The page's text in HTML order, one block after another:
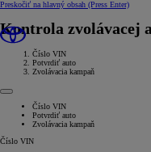
Preskočiť na hlavný obsah (Press Enter)
Kontrola zvolávacej
Číslo VIN
Potvrdiť auto
Zvolávacia kampaň
Číslo VIN
Potvrdiť auto
Zvolávacia kampaň
Číslo VIN